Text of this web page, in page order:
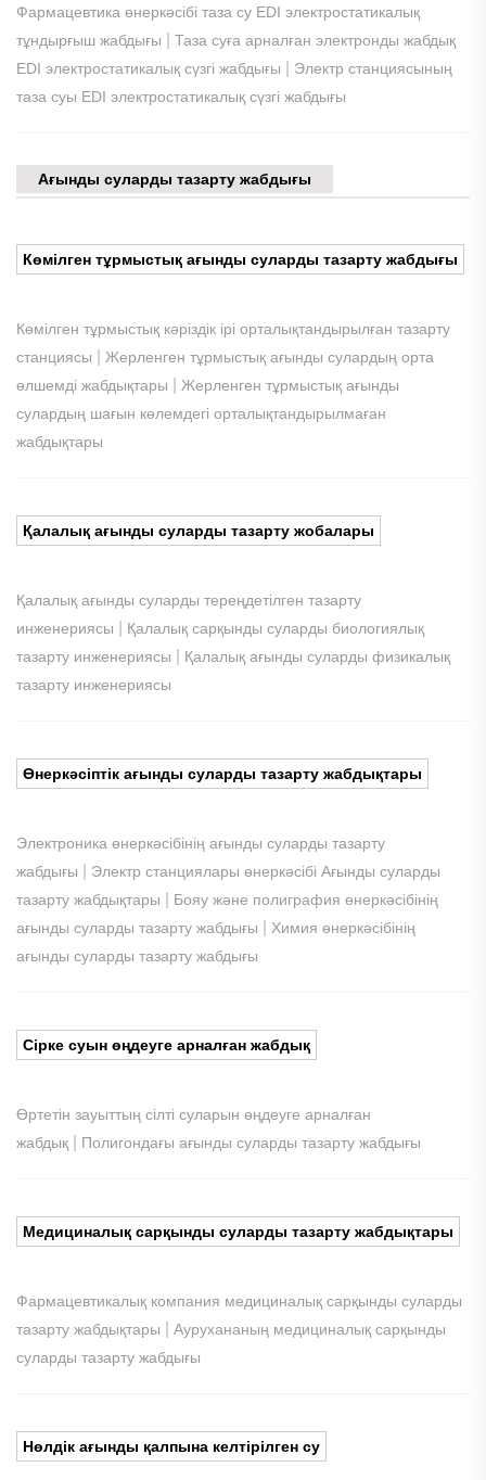
Фармацевтика өнеркәсібі таза су EDI электростатикалық
тұндырғыш жабдығы
Таза суға арналған электронды жабдық
EDI электростатикалық сүзгі жабдығы
Электр станциясының
таза суы EDI электростатикалық сүзгі жабдығы
Ағынды суларды тазарту жабдығы
Көмілген тұрмыстық ағынды суларды тазарту жабдығы
Көмілген тұрмыстық кәріздік ірі орталықтандырылған тазарту
станциясы
Жерленген тұрмыстық ағынды сулардың орта
өлшемді жабдықтары
Жерленген тұрмыстық ағынды
сулардың шағын көлемдегі орталықтандырылмаған
жабдықтары
Қалалық ағынды суларды тазарту жобалары
Қалалық ағынды суларды тереңдетілген тазарту
инженериясы
Қалалық сарқынды суларды биологиялық
тазарту инженериясы
Қалалық ағынды суларды физикалық
тазарту инженериясы
Өнеркәсіптік ағынды суларды тазарту жабдықтары
Электроника өнеркәсібінің ағынды суларды тазарту
жабдығы
Электр станциялары өнеркәсібі Ағынды суларды
тазарту жабдықтары
Бояу және полиграфия өнеркәсібінің
ағынды суларды тазарту жабдығы
Химия өнеркәсібінің
ағынды суларды тазарту жабдығы
Сірке суын өңдеуге арналған жабдық
Өртетін зауыттың сілті суларын өңдеуге арналған
жабдық
Полигондағы ағынды суларды тазарту жабдығы
Медициналық сарқынды суларды тазарту жабдықтары
Фармацевтикалық компания медициналық сарқынды суларды
тазарту жабдықтары
Аурухананың медициналық сарқынды
суларды тазарту жабдығы
Нөлдік ағынды қалпына келтірілген су